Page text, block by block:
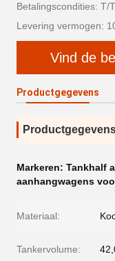
Betalingscondities: T/
Levering vermogen:
Vind de
Productgegevens
Markeren: Tankhalf
aanhangwagens
Materiaal:
Tankervolume: